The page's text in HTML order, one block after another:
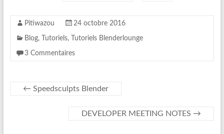
t
r
o
k
Pitiwazou 24 octobre 2016
Blog, Tutoriels, Tutoriels Blenderlounge
3 Commentaires
← Speedsculpts Blender
DEVELOPER MEETING NOTES →